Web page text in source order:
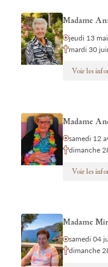
Madame
jeudi 13
mardi 30
Voir les
Madame
samedi 12
dimanche
Voir les
Madame
samedi 04
dimanche